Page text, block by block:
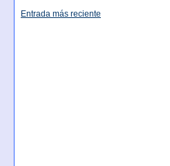
Entrada más reciente